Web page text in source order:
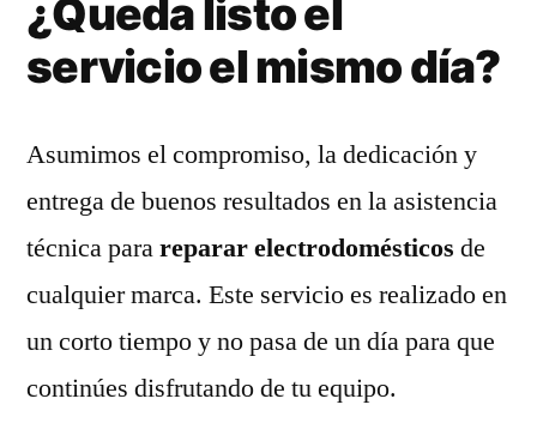
¿Queda listo el
servicio el mismo día?
Asumimos el compromiso, la dedicación y
entrega de buenos resultados en la asistencia
técnica parareparar electrodomésticos de
cualquier marca. Este servicio es realizado en
un corto tiempo y no pasa de un día para que
continúes disfrutando de tu equipo.